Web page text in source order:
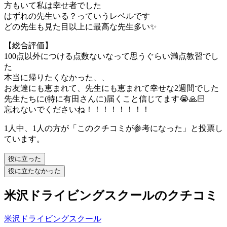
方もいて私は幸せ者でした
はずれの先生いる？っていうレベルです
どの先生も見た目以上に最高な先生多い✨
【総合評価】
100点以外につける点数ないなって思うぐらい満点教習でし
た
本当に帰りたくなかった、、
お友達にも恵まれて、先生にも恵まれて幸せな2週間でした
先生たちに(特に有田さんに)届くこと信じてます😭🙏🏻
忘れないでくださいね！！！！！！！！
1人中、1人の方が「このクチコミが参考になった」と投票し
ています。
役に立った
役に立たなかった
米沢ドライビングスクールのクチコミ
米沢ドライビングスクール